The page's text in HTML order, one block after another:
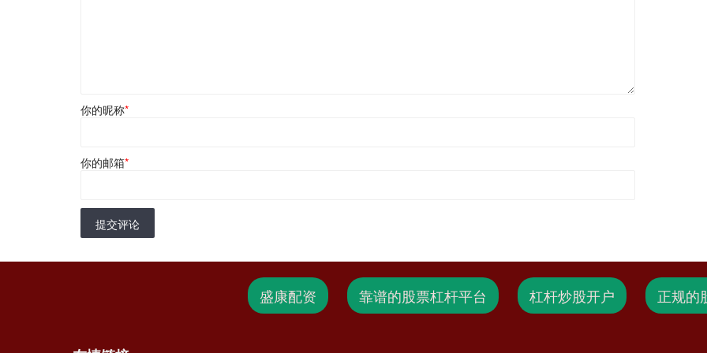
你的昵称*
你的邮箱*
提交评论
盛康配资 靠谱的股票杠杆平台 杠杆炒股开户 正规的